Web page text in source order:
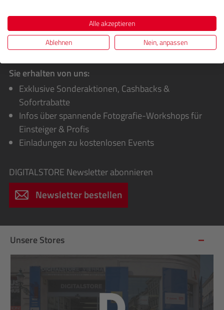
Sie erhalten von uns:
Exklusive Sonderaktionen, Cashbacks &
Sofortrabatte
Infos über spannende Fotografie-Workshops für
Einsteiger & Profis
Einladungen zu kostenlosen Events
DIGITALSTORE Newsletter abonnieren
Newsletter bestellen
Unsere Stores
Alle akzeptieren
Ablehnen
Nein, anpassen